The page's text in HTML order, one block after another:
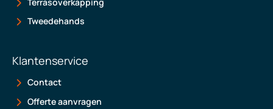
Tweedehands
Klantenservice
Contact
Offerte aanvragen